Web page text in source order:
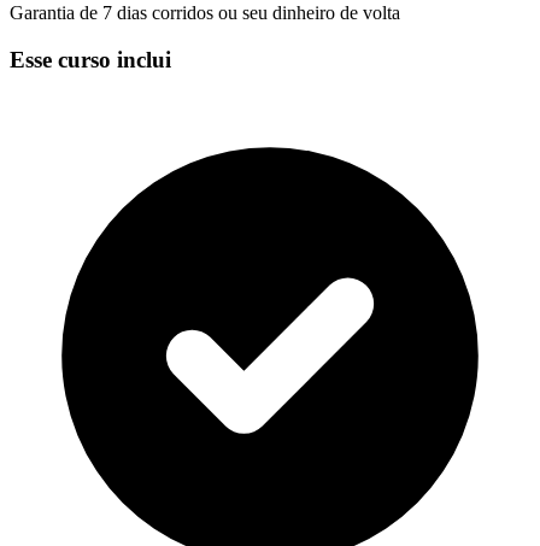
Garantia de 7 dias corridos ou seu dinheiro de volta
Esse curso inclui